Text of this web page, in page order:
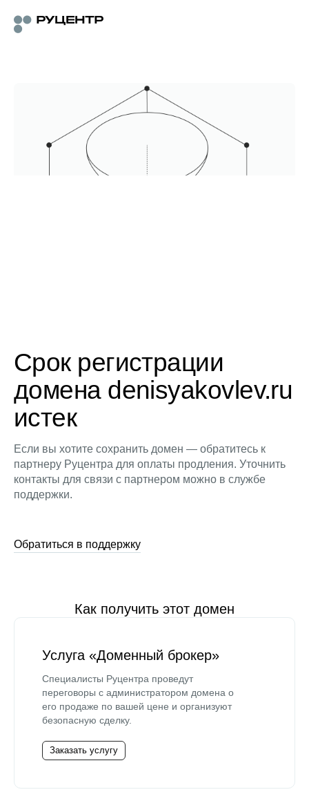
Срок регистрации
домена denisyakovlev.ru
истек
Если вы хотите сохранить домен — обратитесь к
партнеру Руцентра для оплаты продления. Уточнить
контакты для связи с партнером можно в службе
поддержки.
Обратиться в поддержку
Как получить этот домен
Услуга «Доменный брокер»
Специалисты Руцентра проведут
переговоры с администратором домена о
его продаже по вашей цене и организуют
безопасную сделку.
Заказать услугу